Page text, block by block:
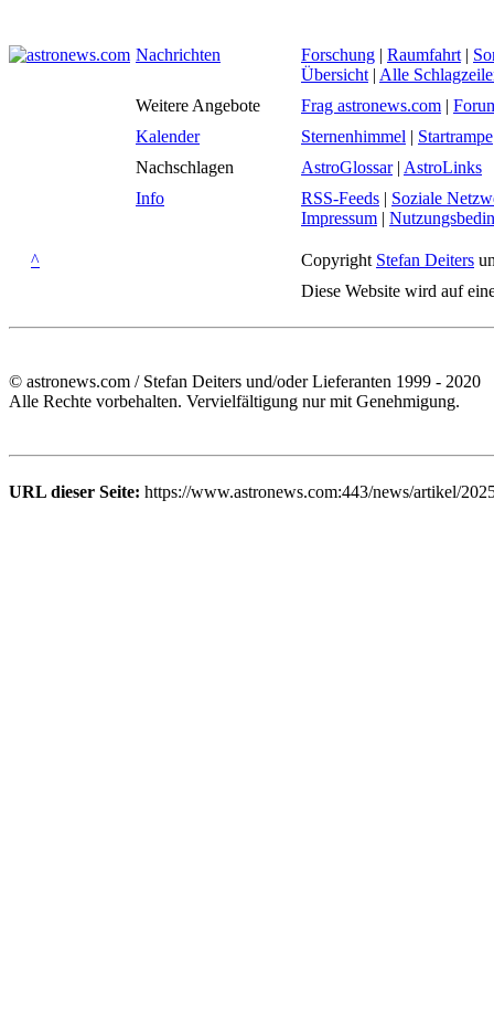
Nachrichten Forschung | Raumfahrt |
Übersicht | Alle
Weitere Angebote
Frag astronews.com |
Kalender
Sternenhimmel | Startrampe
Nachschlagen
AstroGlossar| AstroLinks
Info
RSS-Feeds | Soziale
Impressum |
^ Copyright Stefan Deiters
Diese Website wird auf
© astronews.com / Stefan Deiters und/oder Lieferanten 1999 - 2020
Alle Rechte vorbehalten. Vervielfältigung nur mit Genehmigung.
URL dieser Seite: https://www.astronews.com:443/news/artikel/